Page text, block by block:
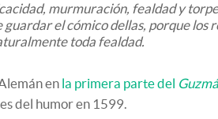
murmuración, fealdad y
guardar el cómico dellas, porque los
toda fealdad.
en la primera parte del
del humor en 1599.